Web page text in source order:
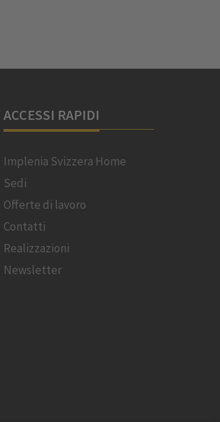
ACCESSI RAPIDI
Implenia Svizzera Home
Sedi
Offerte di lavoro
Contatti
Realizzazioni
Newsletter